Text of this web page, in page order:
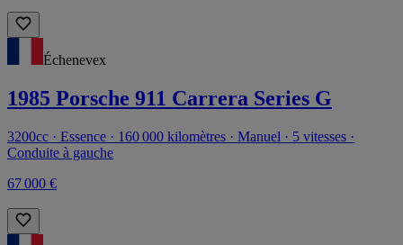
Échenevex
1985 Porsche 911 Carrera Series G
3200cc · Essence · 160 000 kilomètres · Manuel · 5 vitesses ·
Conduite à gauche
67 000 €